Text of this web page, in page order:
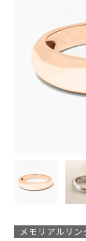
メモリアルリン